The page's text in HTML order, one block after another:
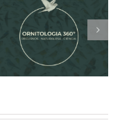
Ornitologia
360º